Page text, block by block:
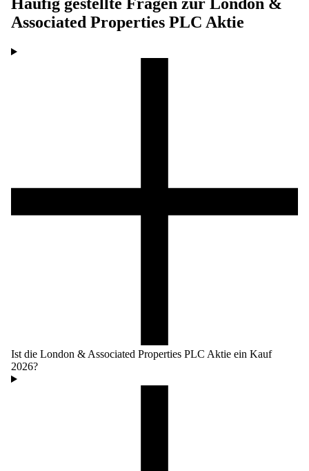
Häufig gestellte Fragen zur London &
Associated Properties PLC Aktie
Ist die London & Associated Properties PLC Aktie ein Kauf
2026?